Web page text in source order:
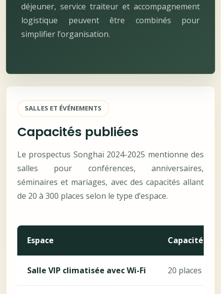
déjeuner, service traiteur et accompagnement
logistique peuvent être combinés pour
simplifier l’organisation.
SALLES ET ÉVÉNEMENTS
Capacités publiées
Le prospectus Songhaï 2024-2025 mentionne des
salles pour conférences, anniversaires,
séminaires et mariages, avec des capacités allant
de 20 à 300 places selon le type d’espace.
Espace Capacité
Salle VIP climatisée avec Wi-Fi 20 places